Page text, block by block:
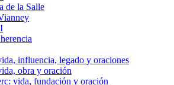
de la Salle
influencia, legado y oraciones
obra y oración
vida, fundación y oración